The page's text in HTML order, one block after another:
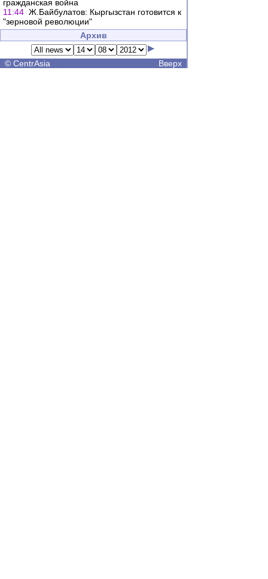
гражданская война
11:44 Ж.Байбулатов: Кыргызстан готовится к
"зерновой революции"
Архив
© CentrAsia Вверх